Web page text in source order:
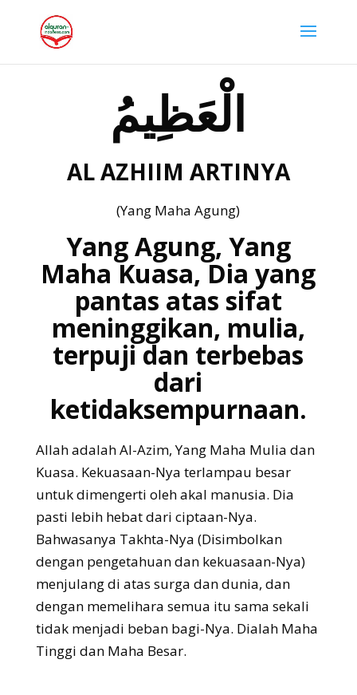
الْعَظِيمُ
AL AZHIIM ARTINYA
(Yang Maha Agung)
Yang Agung, Yang
Maha Kuasa, Dia yang
pantas atas sifat
meninggikan, mulia,
terpuji dan terbebas
dari
ketidaksempurnaan.
Allah adalah Al-Azim, Yang Maha Mulia dan
Kuasa. Kekuasaan-Nya terlampau besar
untuk dimengerti oleh akal manusia. Dia
pasti lebih hebat dari ciptaan-Nya.
Bahwasanya Takhta-Nya (Disimbolkan
dengan pengetahuan dan kekuasaan-Nya)
menjulang di atas surga dan dunia, dan
dengan memelihara semua itu sama sekali
tidak menjadi beban bagi-Nya. Dialah Maha
Tinggi dan Maha Besar.